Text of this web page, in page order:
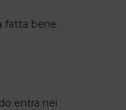
fatta bene.
entra nei